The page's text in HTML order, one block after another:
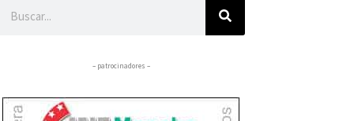
– patrocinadores –